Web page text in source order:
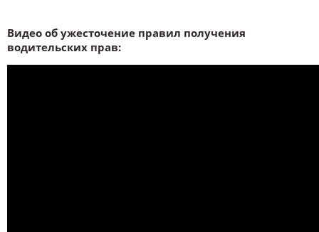
Видео об ужесточение правил получения
водительских прав: